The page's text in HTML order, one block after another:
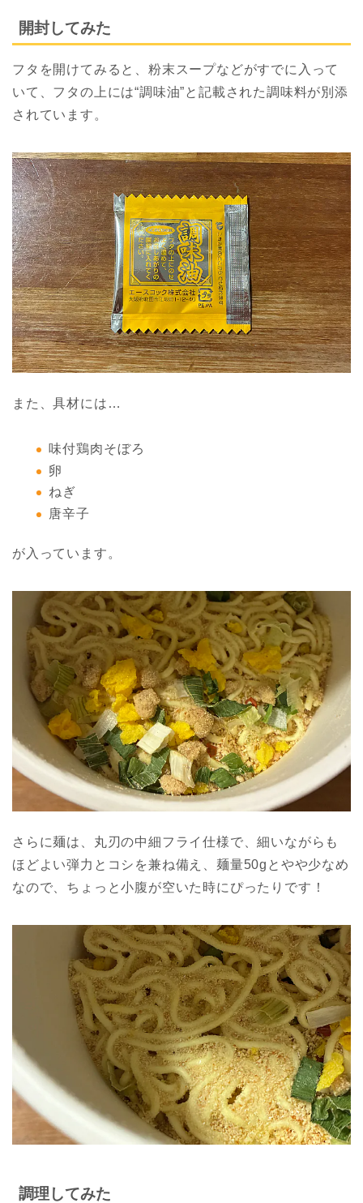
開封してみた
フタを開けてみると、粉末スープなどがすでに入って
いて、フタの上には“調味油”と記載された調味料が別添
されています。
また、具材には…
味付鶏肉そぼろ
卵
ねぎ
唐辛子
が入っています。
さらに麺は、丸刃の中細フライ仕様で、細いながらも
ほどよい弾力とコシを兼ね備え、麺量50gとやや少なめ
なので、ちょっと小腹が空いた時にぴったりです！
調理してみた